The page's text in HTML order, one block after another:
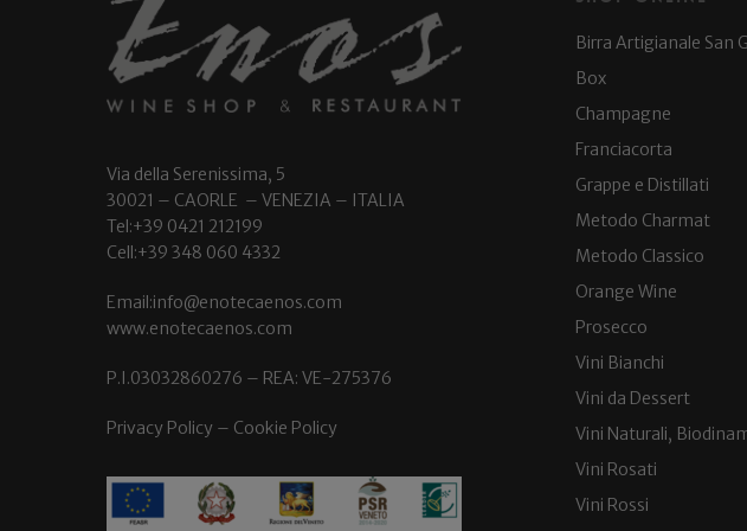
Via della Serenissima, 5
30021 – CAORLE – VENEZIA – ITALIA
Tel:+39 0421 212199
Cell:+39 348 060 4332
Email:info@enotecaenos.com
www.enotecaenos.com
P.I.03032860276 – REA: VE-275376
Privacy Policy – Cookie Policy
Birra Artigianale San
Box
Champagne
Franciacorta
Grappe e Distillati
Metodo Charmat
Metodo Classico
Orange Wine
Prosecco
Vini Bianchi
Vini da Dessert
Vini Naturali,
Vini Rosati
Vini Rossi